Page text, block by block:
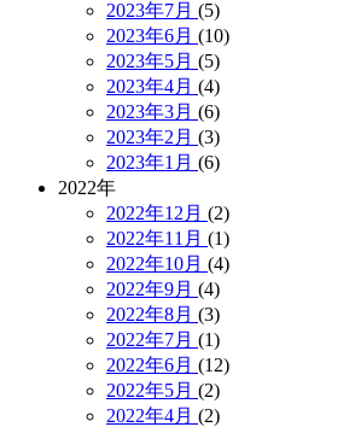
2023年7月 (5)
2023年6月 (10)
2023年5月 (5)
2023年4月 (4)
2023年3月 (6)
2023年2月 (3)
2023年1月 (6)
2022年
2022年12月 (2)
2022年11月 (1)
2022年10月 (4)
2022年9月 (4)
2022年8月 (3)
2022年7月 (1)
2022年6月 (12)
2022年5月 (2)
2022年4月 (2)